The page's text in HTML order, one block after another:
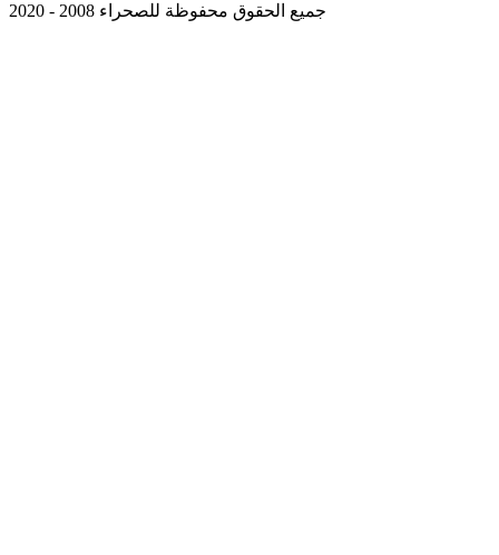
جميع الحقوق محفوظة للصحراء 2008 - 2020